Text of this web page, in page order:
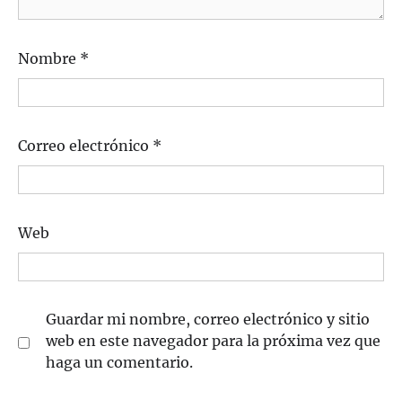
Nombre *
Correo electrónico *
Web
Guardar mi nombre, correo electrónico y sitio
web en este navegador para la próxima vez que
haga un comentario.